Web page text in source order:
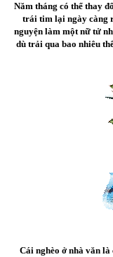
Năm tháng có thể thay
trái tim lại ngày càng
nguyện làm một nữ tử
dù trải qua bao nhiêu
Cái nghèo ở nhà văn